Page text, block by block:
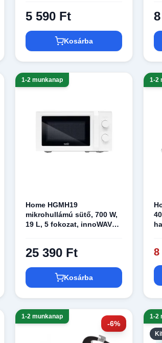
5 590 Ft
Kosárba
1-2 munkanap
Home HGMH19
mikrohullámú sütő, 700 W,
19 L, 5 fokozat, innoWAVE
p időzítő
25 390 Ft
Kosárba
1-2
8
-6%
1-2 munkanap 1-2